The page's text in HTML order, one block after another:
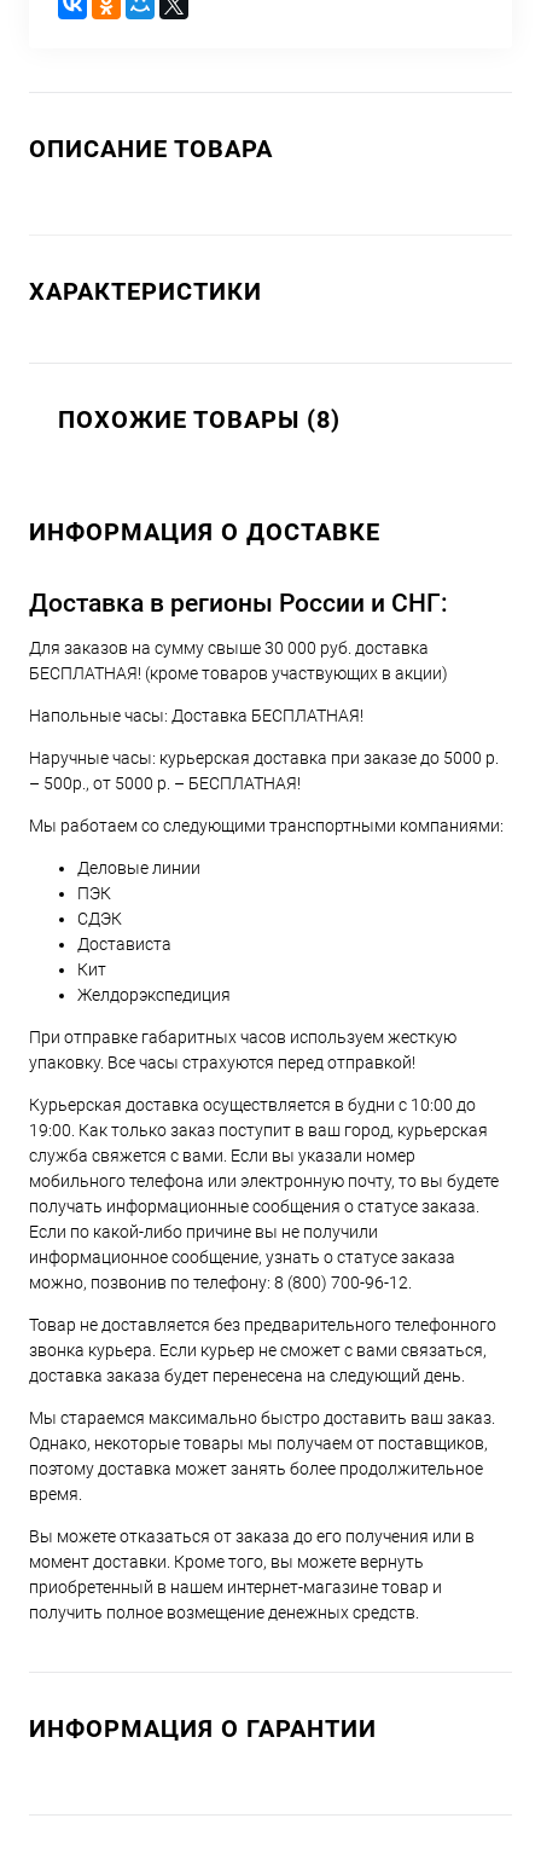
ОПИСАНИЕ ТОВАРА
ХАРАКТЕРИСТИКИ
ПОХОЖИЕ ТОВАРЫ (8)
ИНФОРМАЦИЯ О ДОСТАВКЕ
Доставка в регионы России и СНГ:
Для заказов на сумму свыше 30 000 руб. доставка
БЕСПЛАТНАЯ! (кроме товаров участвующих в акции)
Напольные часы: Доставка БЕСПЛАТНАЯ!
Наручные часы: курьерская доставка при заказе до 5000 р.
– 500р., от 5000 р. – БЕСПЛАТНАЯ!
Мы работаем со следующими транспортными компаниями:
Деловые линии
ПЭК
СДЭК
Достависта
Кит
Желдорэкспедиция
При отправке габаритных часов используем жесткую
упаковку. Все часы страхуются перед отправкой!
Курьерская доставка осуществляется в будни с 10:00 до
19:00. Как только заказ поступит в ваш город, курьерская
служба свяжется с вами. Если вы указали номер
мобильного телефона или электронную почту, то вы будете
получать информационные сообщения о статусе заказа.
Если по какой-либо причине вы не получили
информационное сообщение, узнать о статусе заказа
можно, позвонив по телефону: 8 (800) 700-96-12.
Товар не доставляется без предварительного телефонного
звонка курьера. Если курьер не сможет с вами связаться,
доставка заказа будет перенесена на следующий день.
Мы стараемся максимально быстро доставить ваш заказ.
Однако, некоторые товары мы получаем от поставщиков,
поэтому доставка может занять более продолжительное
время.
Вы можете отказаться от заказа до его получения или в
момент доставки. Кроме того, вы можете вернуть
приобретенный в нашем интернет-магазине товар и
получить полное возмещение денежных средств.
ИНФОРМАЦИЯ О ГАРАНТИИ